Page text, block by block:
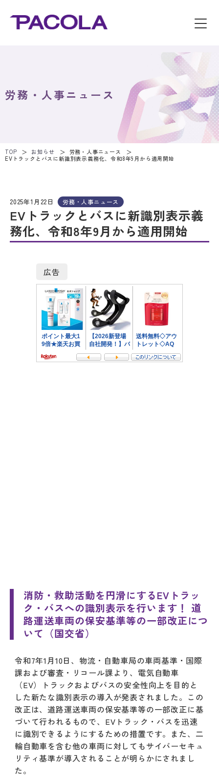
労務・人事ニュース
TOP お知らせ
労務・人事ニュース
EVトラックとバスに新識別表示義務化、令和8年9月から適用開始
2025年1月22日 労務・人事ニュース
EVトラックとバスに新識別表示義
務化、令和8年9月から適用開始
広告
消防・救助活動を円滑にするEVトラッ
ク・バスへの識別表示を行います！ 道
路運送車両の保安基準等の一部改正につ
いて（国交省）
令和7年1月10日、物流・自動車局の車両基準・国際
課および審査・リコール課より、電気自動車
（EV）トラックおよびバスの安全性向上を目的と
した新たな識別表示の導入が発表されました。この
改正は、道路運送車両の保安基準等の一部改正に基
づいて行われるもので、EVトラック・バスを迅速
に識別できるようにするための措置です。また、二
輪自動車を含む他の車両に対してもサイバーセキュ
リティ基準が導入されることが明らかにされまし
た。